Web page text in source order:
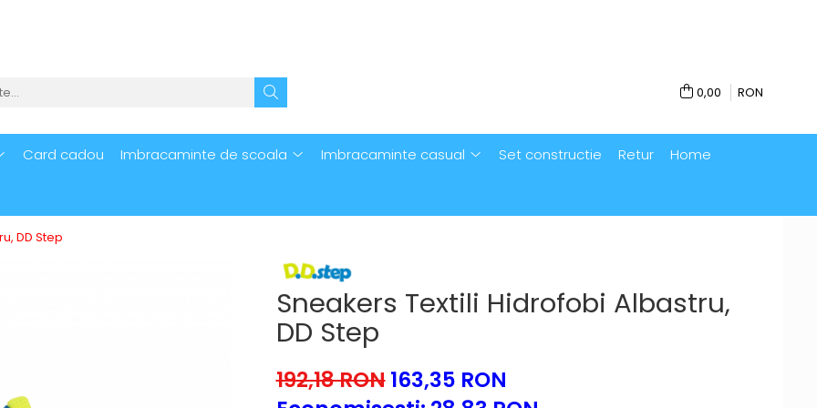
0,00 RON
Card cadou Imbracaminte de scoala Imbracaminte casual Set constructie Retur Home
DD Step
Sneakers Textili Hidrofobi Albastru,
DD Step
192,18 RON 163,35 RON